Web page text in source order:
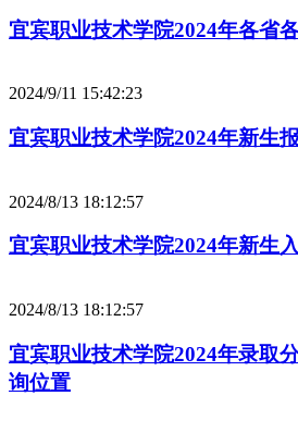
宜宾职业技术学院2024年各省
2024/9/11 15:42:23
宜宾职业技术学院2024年新生
2024/8/13 18:12:57
宜宾职业技术学院2024年新生
2024/8/13 18:12:57
宜宾职业技术学院2024年录取
询位置